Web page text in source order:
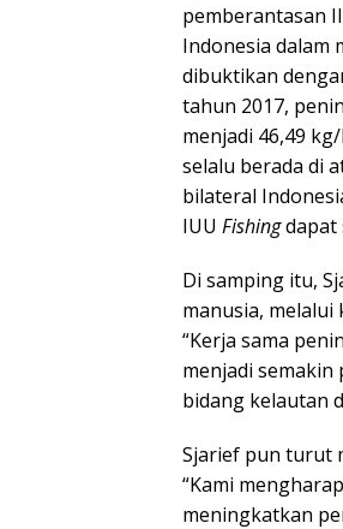
pemberantasan
Indonesia dalam
dibuktikan
tahun 2017,
menjadi 46,49
selalu berada di
bilateral
IUU Fishingdapat
Di samping itu,
manusia, melalui
“Kerja sama
menjadi
bidang kelautan
Sjarief pun turut
“Kami
meningkatkan